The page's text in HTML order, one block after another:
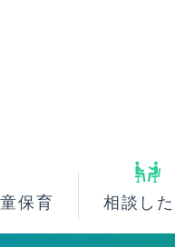
保育 相談し